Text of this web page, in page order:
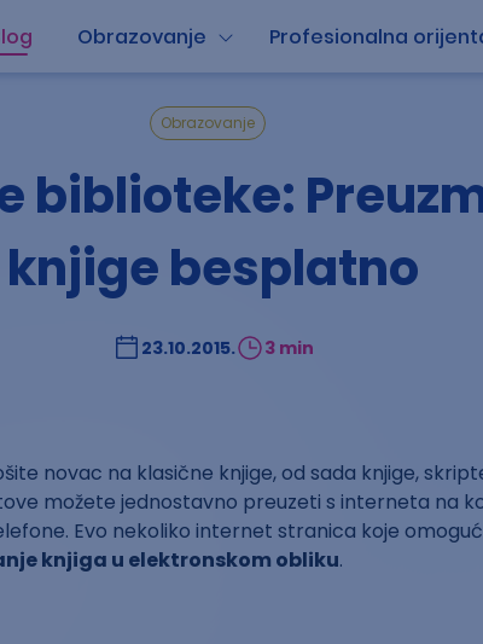
Obrazovanje Profesionalna
Obrazovanje
biblioteke:
knjige besplatno
23.10.2015. 3 min
novac na klasične knjige, od sada knjige,
možete jednostavno preuzeti s interneta na
Evo nekoliko internet stranica koje
knjiga u elektronskom obliku.